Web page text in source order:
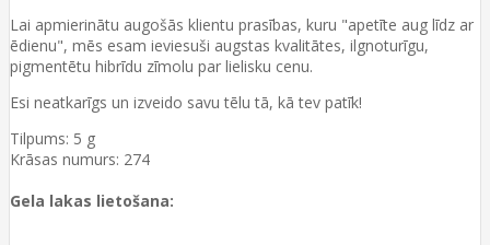
Lai apmierinātu augošās klientu prasības, kuru "apetīte aug līdz ar
ēdienu", mēs esam ieviesuši augstas kvalitātes, ilgnoturīgu,
pigmentētu hibrīdu zīmolu par lielisku cenu.
Esi neatkarīgs un izveido savu tēlu tā, kā tev patīk!
Tilpums: 5 g
Krāsas numurs: 274
Gela lakas lietošana: